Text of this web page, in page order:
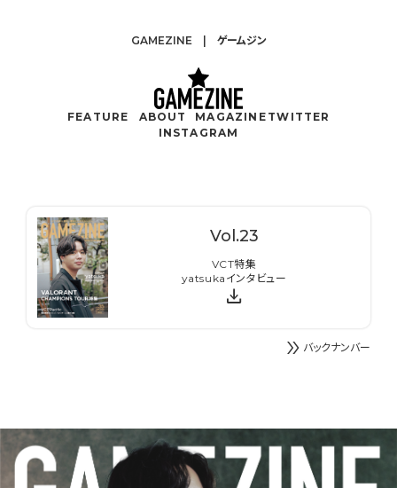
GAMEZINE | ゲームジン
FEATURE ABOUT MAGAZINE TWITTER
INSTAGRAM
Vol.23
VCT特集
yatsukaインタビュー
download
double_arrow バックナンバー